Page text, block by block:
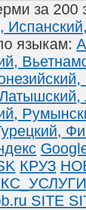
за 200
языкам:
КРУЗ
SITE